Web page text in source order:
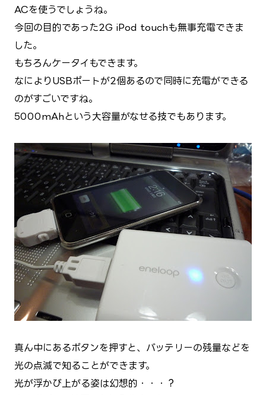
ACを使うでしょうね。
今回の目的であった2G iPod touchも無事充電できま
した。
もちろんケータイもできます。
なによりUSBポートが2個あるので同時に充電ができる
のがすごいですね。
5000mAhという大容量がなせる技でもあります。
真ん中にあるボタンを押すと、バッテリーの残量などを
光の点滅で知ることができます。
光が浮かび上がる姿は幻想的・・・？